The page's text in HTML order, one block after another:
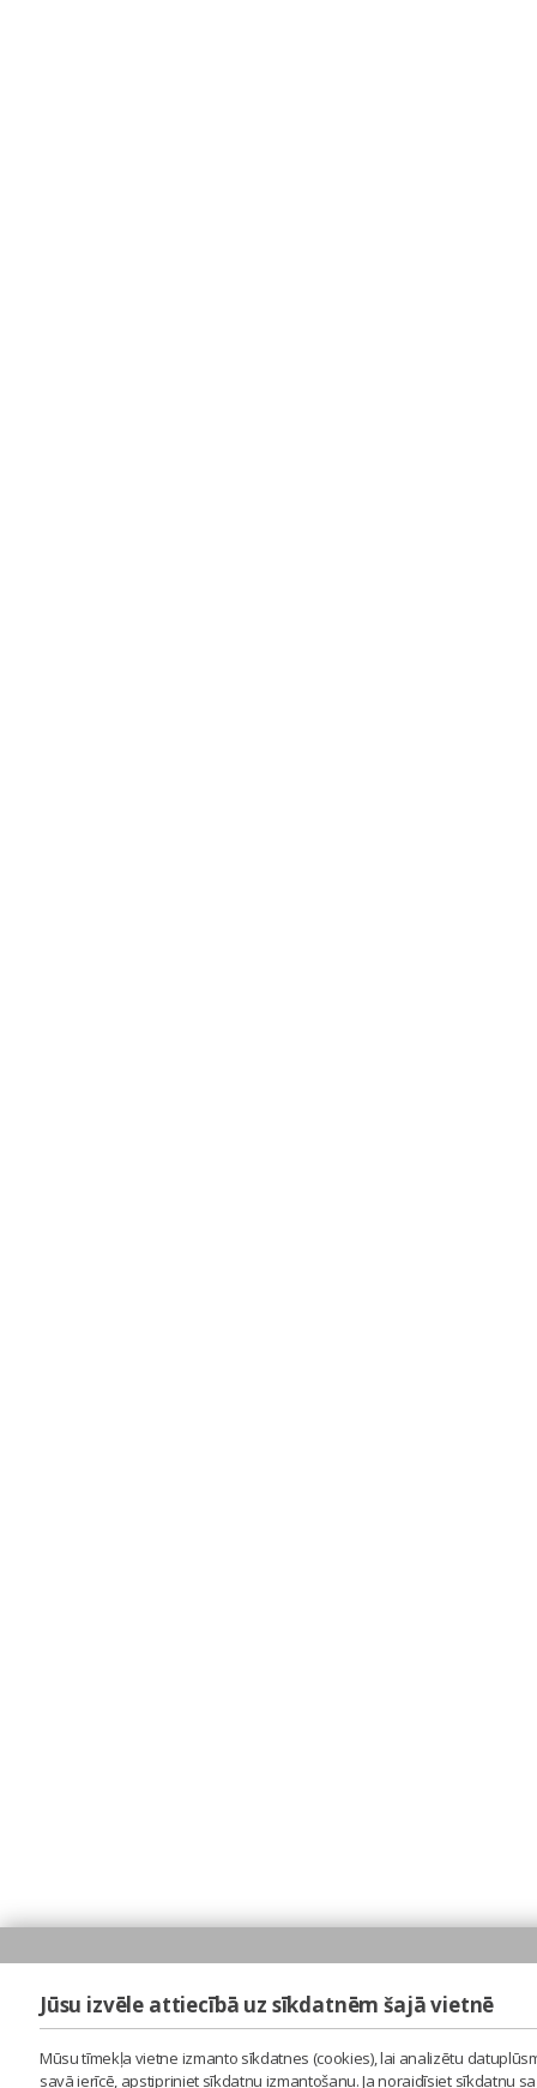
Jūsu izvēle attiecībā uz sīkdatnēm šajā vietnē
Mūsu tīmekļa vietne izmanto sīkdatnes (cookies), lai analizētu
savā ierīcē, apstipriniet sīkdatņu izmantošanu. Ja noraidīsiet sīkdatņu